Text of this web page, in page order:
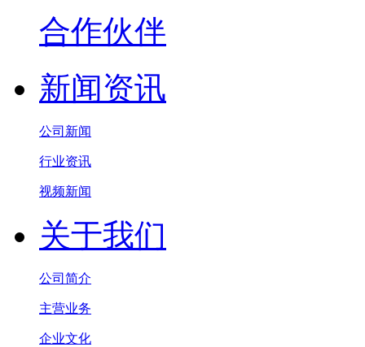
合作伙伴
新闻资讯
公司新闻
行业资讯
视频新闻
关于我们
公司简介
主营业务
企业文化